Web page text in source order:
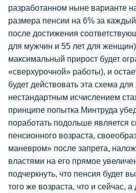
разработанном ныне варианте
размера пенсии на 6% за
после достижения
для мужчин и 55 лет для
максимальный прирост будет
«сверхурочной» работы), и
будет действовать эта схема
нестандартным исчислением
принципе попытка Минтруда
поработать подольше является
пенсионного возраста,
маневром» после запрета,
властями на его прямое
подчеркнуть, что пенсия будет
того же возраста, что и сейчас,